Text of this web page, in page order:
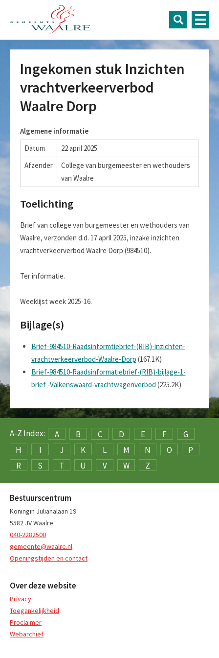
Ingekomen stuk Inzichten
vrachtverkeerverbod
Waalre Dorp
Algemene informatie
Datum
22 april 2025
Afzender
College van burgemeester en wethouders
van Waalre
Toelichting
Brief van college van burgemeester en wethouders van
Waalre, verzonden d.d. 17 april 2025, inzake inzichten
vrachtverkeerverbod Waalre Dorp (984510).
Ter informatie.
Weeklijst week 2025-16.
Bijlage(s)
Brief-984510-Raadsinformtiebrief-(RIB)-inzichten-
vrachtverkeerverbod-Waalre-Dorp (167.1K)
Brief-984510-Raadsinformatiebrief-(RIB)-bijlage-1-
brief -Valkenswaard-vrachtwagenverbod (225.2K)
A-Z Index: A B C D E F
G
H
I J K L M N O
P
R
S T U V W Z
Bestuurscentrum
Koningin Julianalaan 19
5582 JV Waalre
040-2282500
gemeente@waalre.nl
Openingstijden en contact
Over deze website
Privacy
Toegankelijkheid
Proclaimer
Webarchief